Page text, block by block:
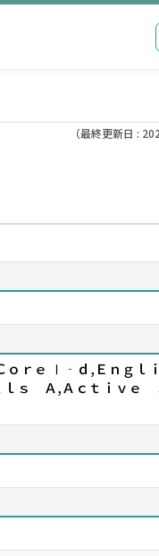
（最終更新日 :
ｏｒｅ Ⅰ‐ｄ,Ｅｎｇｌ
ｓ Ａ,Ａｃｔｉｖｅ